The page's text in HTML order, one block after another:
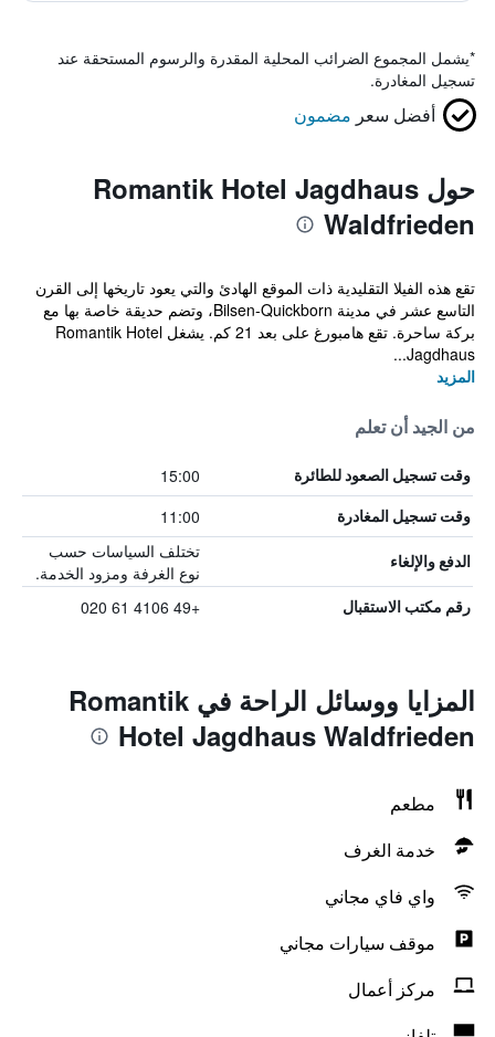
*يشمل المجموع الضرائب المحلية المقدرة والرسوم المستحقة عند
تسجيل المغادرة.
أفضل سعر مضمون
حول Romantik Hotel Jagdhaus
Waldfrieden
تقع هذه الفيلا التقليدية ذات الموقع الهادئ والتي يعود تاريخها إلى القرن
التاسع عشر في مدينة Bilsen-Quickborn، وتضم حديقة خاصة بها مع
بركة ساحرة. تقع هامبورغ على بعد 21 كم. يشغل Romantik Hotel
Jagdhaus...
المزيد
من الجيد أن تعلم
وقت تسجيل الصعود للطائرة 15:00
وقت تسجيل المغادرة 11:00
الدفع والإلغاء
تختلف السياسات حسب
نوع الغرفة ومزود الخدمة.
رقم مكتب الاستقبال +49 4106 61 020
المزايا ووسائل الراحة في Romantik
Hotel Jagdhaus Waldfrieden
مطعم
خدمة الغرف
واي فاي مجاني
موقف سيارات مجاني
مركز أعمال